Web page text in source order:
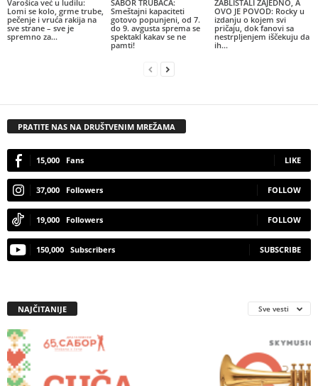
Varošica već u ludilu:
Lomi se kolo, grme trube,
pečenje i vruća rakija na
sve strane – sve je
spremno za...
SABOR TRUBAČA:
Smeštajni kapaciteti
gotovo popunjeni, od 7.
do 9. avgusta sprema se
spektakl kakav se ne
pamti!
ZABLISTALI ZAJEDNO, A
OVO JE POVOD: Rocky u
izdanju o kojem svi
pričaju, dok fanovi sa
nestrpljenjem iščekuju da
ih...
PRATITE NAS NA DRUŠTVENIM MREŽAMA
15,000 Fans LIKE
37,000 Followers FOLLOW
19,000 Followers FOLLOW
150,000 Subscribers SUBSCRIBE
NAJČITANIJE Sve vesti